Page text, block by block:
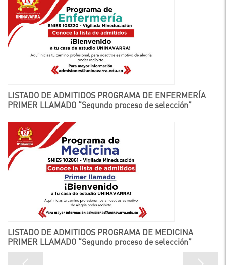
LISTADO DE ADMITIDOS PROGRAMA DE ENFERMERÍA
PRIMER LLAMADO “Segundo proceso de selección”
LISTADO DE ADMITIDOS PROGRAMA DE MEDICINA
PRIMER LLAMADO “Segundo proceso de selección”